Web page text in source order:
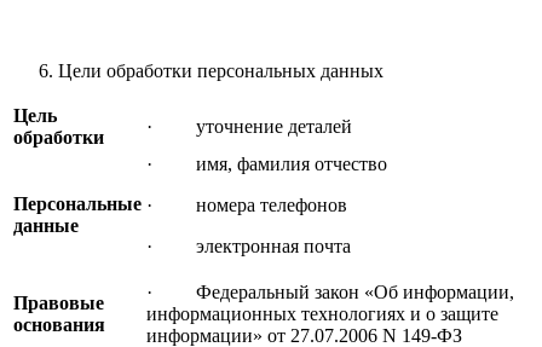
Цели обработки персональных данных
Цель
обработки
· уточнение деталей
Персональные
данные
· имя, фамилия отчество
· номера телефонов
· электронная почта
Правовые
основания
· Федеральный закон «Об информации,
информационных технологиях и о защите
информации» от 27.07.2006 N 149-ФЗ